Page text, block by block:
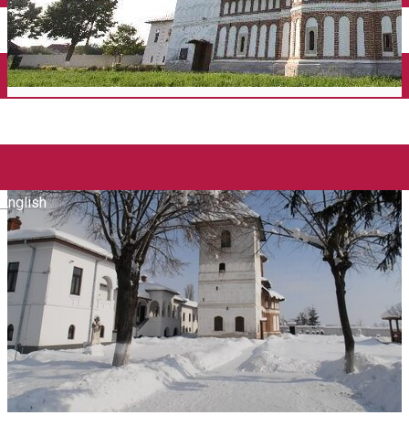
English
Închirieri auto
Închirieri biciclete
Taxi
Încărcare vehicule electrice